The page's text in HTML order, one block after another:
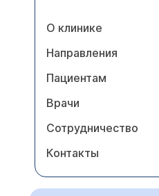
О клинике
Направления
Пациентам
Врачи
Сотрудничество
Контакты